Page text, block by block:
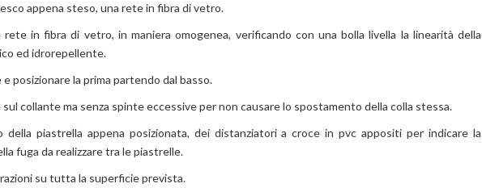
appena steso, una rete in fibra di vetro.
in fibra di vetro, in maniera omogenea, verificando con una bolla livella la linearità della
ed idrorepellente.
posizionare la prima partendo dal basso.
collante ma senza spinte eccessive per non causare lo spostamento della colla stessa.
della piastrella appena posizionata, dei distanziatori a croce in pvc appositi per indicare la
fuga da realizzare tra le piastrelle.
su tutta la superficie prevista.